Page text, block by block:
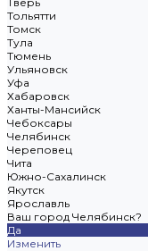
Тольятти
Томск
Тула
Тюмень
Ульяновск
Уфа
Хабаровск
Ханты-Мансийск
Чебоксары
Челябинск
Череповец
Чита
Южно-Сахалинск
Якутск
Ярославль
Ваш город Челябинск?
Да
Изменить